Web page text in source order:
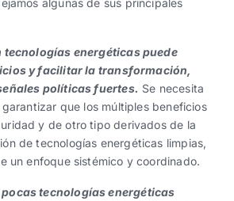
algunas de sus principales
tecnologías energéticas puede
y facilitar la transformación,
políticas fuertes. Se necesita
que los múltiples beneficios
y de otro tipo derivados de la
de tecnologías energéticas limpias,
un enfoque sistémico y coordinado.
tecnologías energéticas